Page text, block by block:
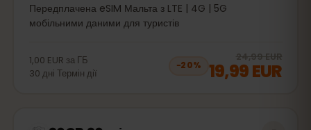
Передплачена eSIM Мальта з LTE | 4G | 5G
мобільними даними для туристів
1,00 EUR за ГБ
30 дні Термін дії
−20%
24,99 EUR
19,99 EUR